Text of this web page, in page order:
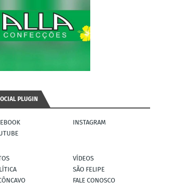
PLUGIN
INSTAGRAM
VÍDEOS
SÃO FELIPE
FALE CONOSCO